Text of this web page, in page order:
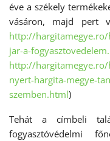
éve a székely
vásáron, majd pert
http://
jar-a-
http://
nyert-hargita-megye-
szemben.html)
Tehát a címbeli
fogyasztóvédelmi